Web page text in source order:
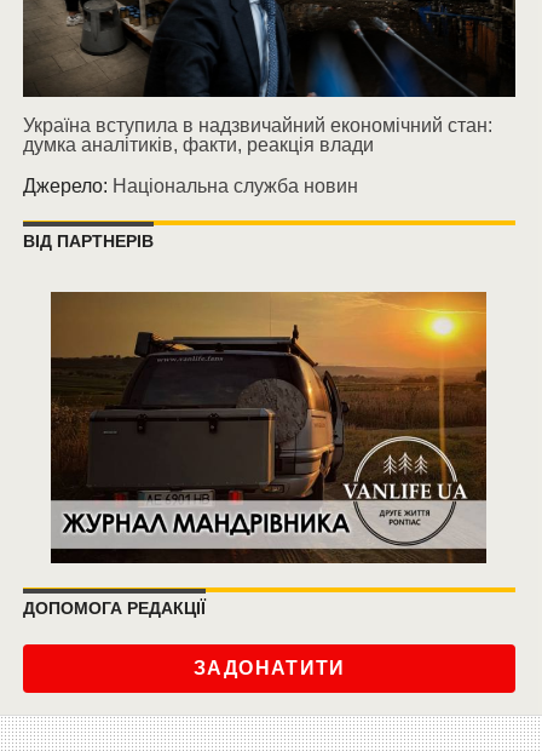
Україна вступила в надзвичайний економічний стан:
думка аналітиків, факти, реакція влади
Джерело: Національна служба новин
ВІД ПАРТНЕРІВ
ДОПОМОГА РЕДАКЦІЇ
ЗАДОНАТИТИ